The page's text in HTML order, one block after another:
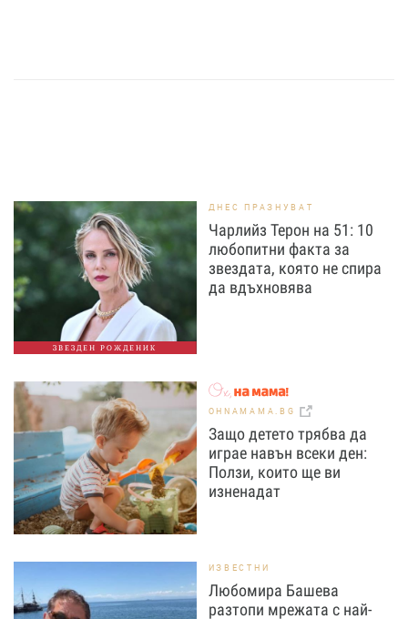
ЗВЕЗДЕН РОЖДЕНИК
ДНЕС ПРАЗНУВАТ
Чарлийз Терон на 51: 10
любопитни факта за
звездата, която не спира
да вдъхновява
OHNAMAMA.BG
Защо детето трябва да
играе навън всеки ден:
Ползи, които ще ви
изненадат
ИЗВЕСТНИ
Любомира Башева
разтопи мрежата с най-